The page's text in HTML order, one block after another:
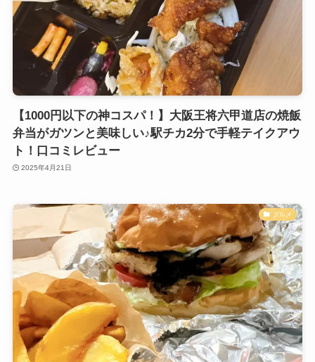
【1000円以下の神コスパ！】大阪王将六甲道店の焼飯
弁当がガツンと美味しい♪駅チカ2分で手軽テイクアウ
ト！口コミレビュー
2025年4月21日
グルメ